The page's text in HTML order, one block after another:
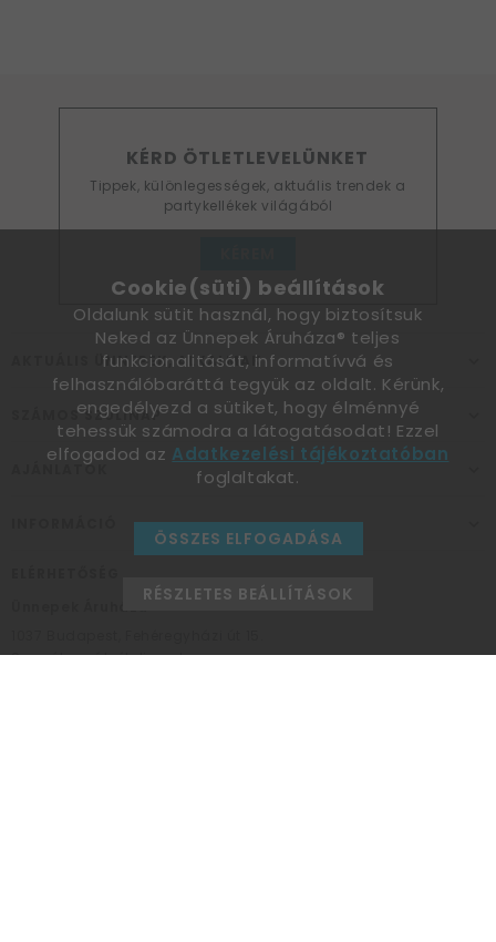
KÉRD ÖTLETLEVELÜNKET
Tippek, különlegességek, aktuális trendek a
partykellékek világából
AKTUÁLIS ÜNNEPEK, ALKALMAK
SZÁMOS SZÜLINAP
AJÁNLATOK
Személyes átvételi pont
Cookie(süti) beállítások
Oldalunk sütit használ, hogy biztosítsuk
Neked az Ünnepek Áruháza® teljes
funkcionalitását, informatívvá és
felhasználóbaráttá tegyük az oldalt. Kérünk,
engedélyezd a sütiket, hogy élménnyé
tehessük számodra a látogatásodat! Ezzel
elfogadod az Adatkezelési tájékoztatóban
foglaltakat.
ÖSSZES ELFOGADÁSA
RÉSZLETES BEÁLLÍTÁSOK